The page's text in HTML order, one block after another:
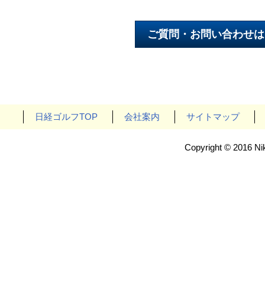
日経ゴルフTOP 会社案内 サイトマップ
Copyright © 2016